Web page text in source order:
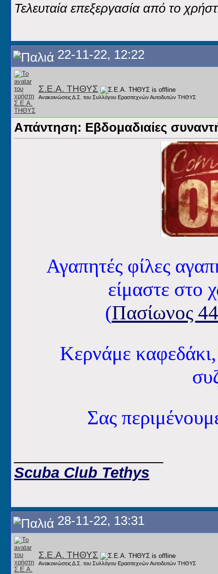
Τελευταία επεξεργασία από το
22-11-22, 12:22
Σ.Ε.Α. ΤΗΘΥΣ
Ανακοινώσεις Δ.Σ. του Συλλόγου Ερασιτεχνών Αυτοδυτών ΤΗΘΥΣ
Απάντηση: Εβδομαδιαίες
Αγαπητές φίλες
είμαστε στο
(Πασίωνος
Κερνάμε
Σας
Scuba Club Tethys
28-11-22, 13:31
Σ.Ε.Α. ΤΗΘΥΣ
Ανακοινώσεις Δ.Σ. του Συλλόγου Ερασιτεχνών Αυτοδυτών ΤΗΘΥΣ